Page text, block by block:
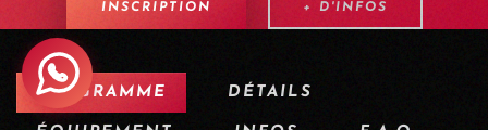
INSCRIPTION + D'INFOS
PROGRAMME DÉTAILS